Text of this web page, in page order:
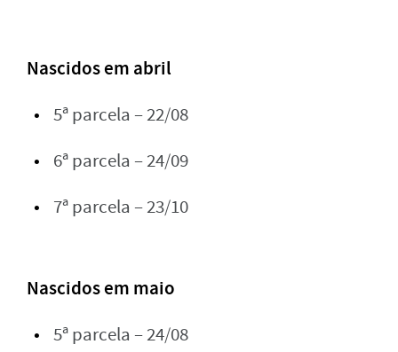
Nascidos em abril
5ª parcela – 22/08
6ª parcela – 24/09
7ª parcela – 23/10
Nascidos em maio
5ª parcela – 24/08